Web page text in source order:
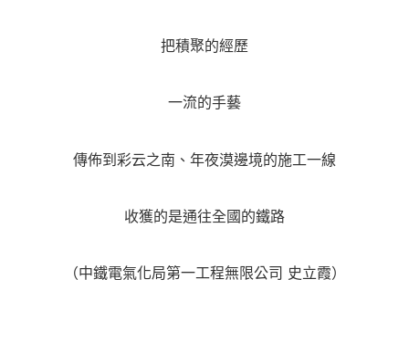
把積聚的經歷
一流的手藝
傳佈到彩云之南、年夜漠邊境的施工一線
收獲的是通往全國的鐵路
（中鐵電氣化局第一工程無限公司 史立霞）